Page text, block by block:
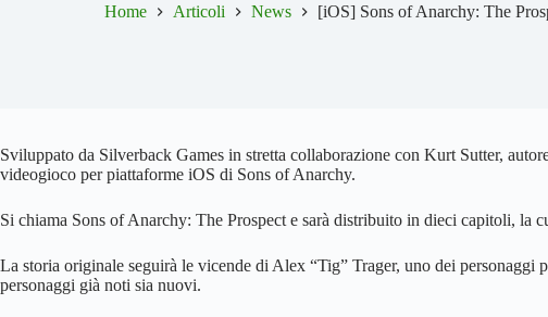
Home Articoli News [iOS] Sons of Anarchy: The
Sviluppato da Silverback Games in stretta collaborazione con Kurt Sutter,
videogioco per piattaforme iOS di Sons of Anarchy.
Si chiama Sons of Anarchy: The Prospect e sarà distribuito in dieci capitoli, la
La storia originale seguirà le vicende di Alex “Tig” Trager, uno dei personaggi
personaggi già noti sia nuovi.